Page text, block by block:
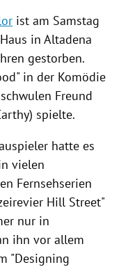
ist am Samstag
in Altadena
gestorben.
" in der Komödie
Freund
) spielte.
hatte es
vielen
Fernsehserien
Hill Street"
nur in
ihn vor allem
"Designing